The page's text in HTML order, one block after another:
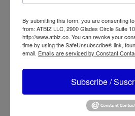
Licuadora de Serie
Profesional Oster
BLSTBPST
By submitting this form, you are consenting
from: ATBIZ LLC, 2900 Glades Circle Suite
http://www.atbiz.co. You can revoke your
time by using the SafeUnsubscribe® link,
email. Emails are serviced by Constant
Subscribe /